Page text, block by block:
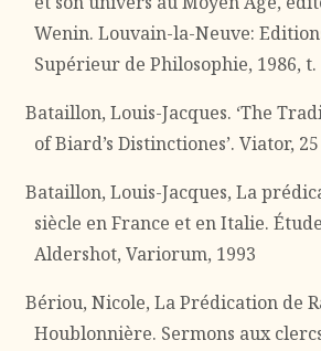
Wenin. Louvain-la-Neuve:
Supérieur de Philosophie, 1986, t.
Bataillon, Louis-Jacques. ‘The
of Biard’s Distinctiones’. Viator,
Bataillon, Louis-Jacques, La
siècle en France et en Italie.
Aldershot, Variorum, 1993
Bériou, Nicole, La Prédication de
Houblonnière. Sermons aux